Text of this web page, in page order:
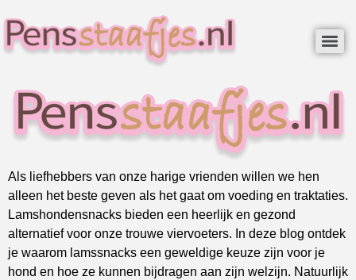
Als liefhebbers van onze harige vrienden willen we hen
alleen het beste geven als het gaat om voeding en traktaties.
Lamshondensnacks bieden een heerlijk en gezond
alternatief voor onze trouwe viervoeters. In deze blog ontdek
je waarom lamssnacks een geweldige keuze zijn voor je
hond en hoe ze kunnen bijdragen aan zijn welzijn. Natuurlijk